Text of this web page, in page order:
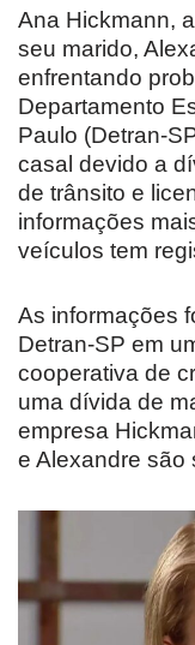
Ana Hickmann,
seu marido,
enfrentando
Departamento
Paulo (Detran-
casal devido a
de trânsito e
informações
veículos tem
As informações
Detran-SP em
cooperativa de
uma dívida de
empresa
e Alexandre são